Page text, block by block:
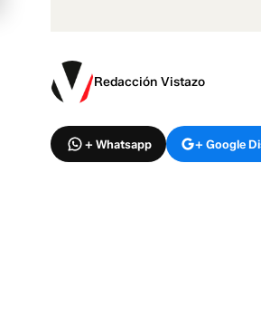
Redacción Vistazo
+ Whatsapp + Google